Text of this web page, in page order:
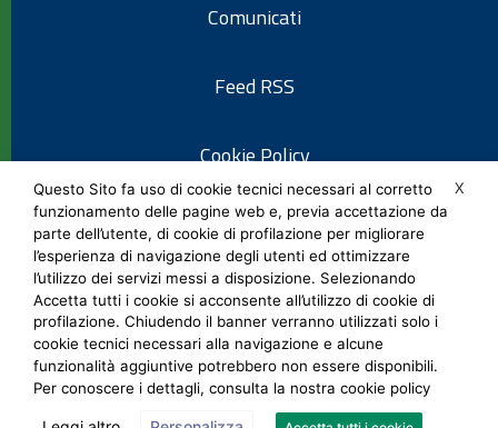
Comunicati
Feed RSS
Cookie Policy
Informativa privacy
Note legali
Social Media Policy
X
Questo Sito fa uso di cookie tecnici necessari al corretto
funzionamento delle pagine web e, previa accettazione da
parte dell’utente, di cookie di profilazione per migliorare
l’esperienza di navigazione degli utenti ed ottimizzare
l’utilizzo dei servizi messi a disposizione. Selezionando
Accetta tutti i cookie si acconsente all’utilizzo di cookie di
profilazione. Chiudendo il banner verranno utilizzati solo i
cookie tecnici necessari alla navigazione e alcune
funzionalità aggiuntive potrebbero non essere disponibili.
Per conoscere i dettagli, consulta la nostra cookie policy